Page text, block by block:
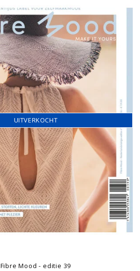
UITVERKOCHT
Fibre Mood - editie 39